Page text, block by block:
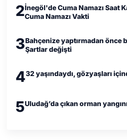
2İnegöl'de Cuma Namazı Saat
Cuma Namazı Vakti
3Bahçenize yaptırmadan önce
Şartlar değişti
432 yaşındaydı, gözyaşları
5Uludağ’da çıkan orman